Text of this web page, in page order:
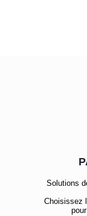
Solutions
Choisissez